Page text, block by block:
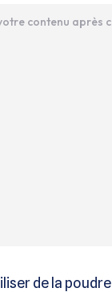
contenu après
de la